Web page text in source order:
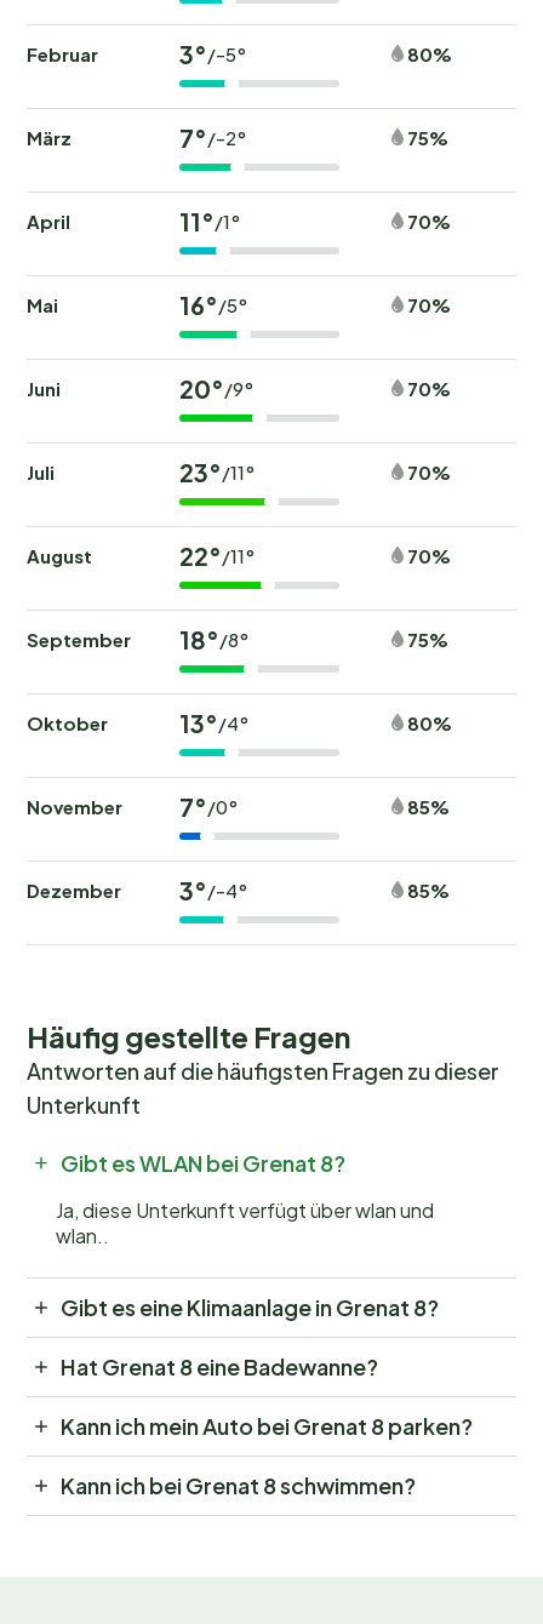
Februar 3°/-5° 80%
März 7°/-2° 75%
April 11°/1° 70%
Mai 16°/5° 70%
Juni 20°/9° 70%
Juli 23°/11° 70%
August 22°/11° 70%
September 18°/8° 75%
Oktober 13°/4° 80%
November 7°/0° 85%
Dezember 3°/-4° 85%
Häufig gestellte Fragen
Antworten auf die häufigsten Fragen zu dieser
Unterkunft
Gibt es WLAN bei Grenat 8?
Ja, diese Unterkunft verfügt über wlan und
wlan..
Gibt es eine Klimaanlage in Grenat 8?
Hat Grenat 8 eine Badewanne?
Kann ich mein Auto bei Grenat 8 parken?
Kann ich bei Grenat 8 schwimmen?